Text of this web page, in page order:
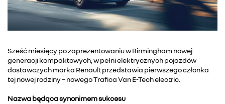
Sześć miesięcy po zaprezentowaniu w Birmingham nowej
generacji kompaktowych, w pełni elektrycznych pojazdów
dostawczych marka Renault przedstawia pierwszego członka
tej nowej rodziny – nowego Trafica Van E-Tech electric.
Nazwa będąca synonimem sukcesu